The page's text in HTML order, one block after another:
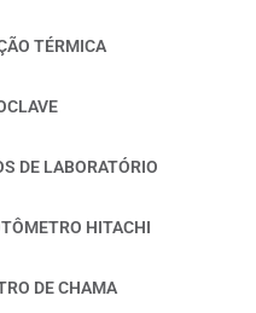
TÉRMICA
DE LABORATÓRIO
HITACHI
DE CHAMA